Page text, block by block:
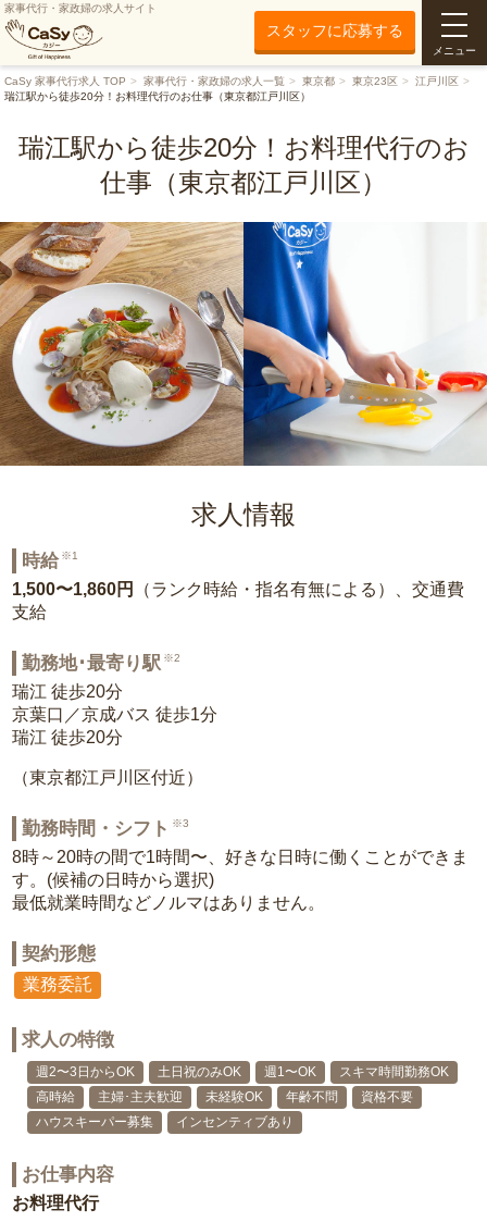
家事代行・家政婦の求人サイト
スタッフに応募する
メニュー
CaSy 家事代行求人 TOP 家事代行・家政婦の求人一覧 東京都 東京23区
江戸川区
瑞江駅から徒歩20分！お料理代行のお仕事（東京都江戸川区）
瑞江駅から徒歩20分！お料理代行のお
仕事（東京都江戸川区）
求人情報
時給 ※1
1,500〜1,860円
（ランク時給・指名有無による）、交通費
支給
勤務地･最寄り駅 ※2
瑞江 徒歩20分
京葉口／京成バス 徒歩1分
瑞江 徒歩20分
（東京都江戸川区付近）
勤務時間・シフト ※3
8時～20時の間で1時間〜、好きな日時に働くことができま
す。(候補の日時から選択)
最低就業時間などノルマはありません。
契約形態
業務委託
求人の特徴
週2〜3日からOK 土日祝のみOK 週1〜OK
スキマ時間勤務OK
高時給
主婦･主夫歓迎 未経験OK 年齢不問
資格不要
ハウスキーパー募集
インセンティブあり
お仕事内容
お料理代行